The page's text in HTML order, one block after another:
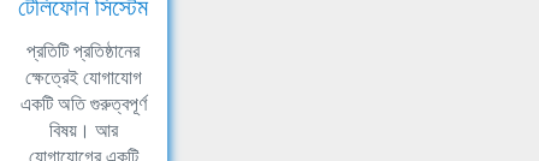
টেলিফোন সিস্টেম
প্রতিটি প্রতিষ্ঠানের
ক্ষেত্রেই যোগাযোগ
একটি অতি গুরুত্বপূর্ণ
বিষয়। আর